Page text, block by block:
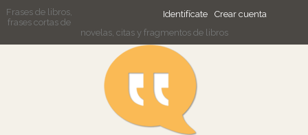
Identifícate Crear cuenta
Frases de libros,
frases cortas de
novelas, citas y fragmentos de libros